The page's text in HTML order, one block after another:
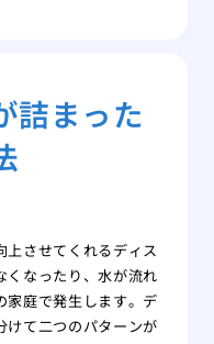
詰まった
上させてくれるディス
くなったり、水が流れ
家庭で発生します。デ
けて二つのパターンが